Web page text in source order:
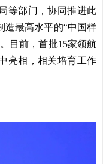
等部门，协同推进此
造最高水平的“中国样
目前，首批15家领航
亮相，相关培育工作